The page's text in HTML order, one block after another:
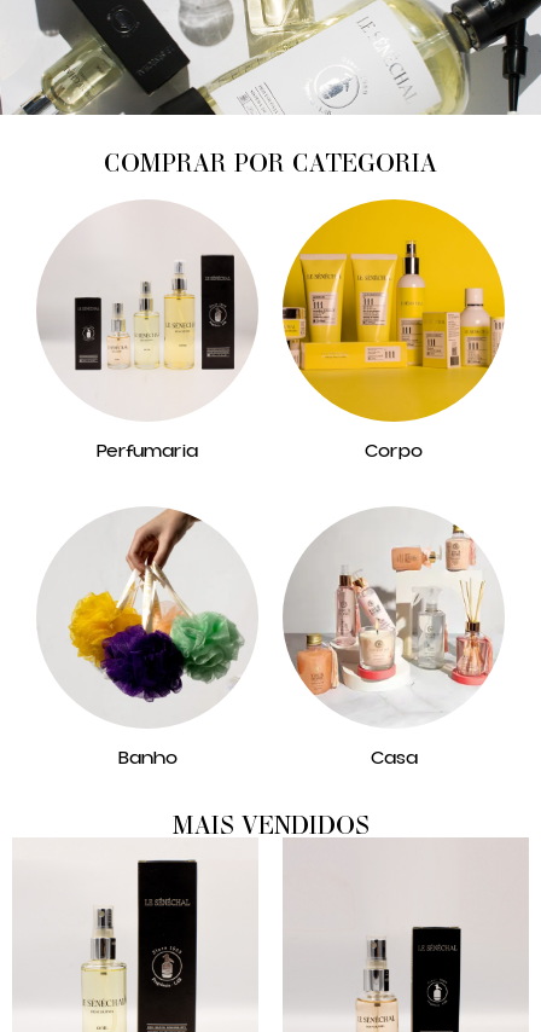
COMPRAR POR CATEGORIA
Perfumaria Corpo
Banho Casa
MAIS VENDIDOS